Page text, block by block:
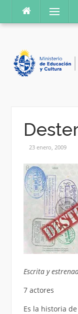
contenido
Menú
23 enero, 2009
Escrita y
7 actores
Es la historia